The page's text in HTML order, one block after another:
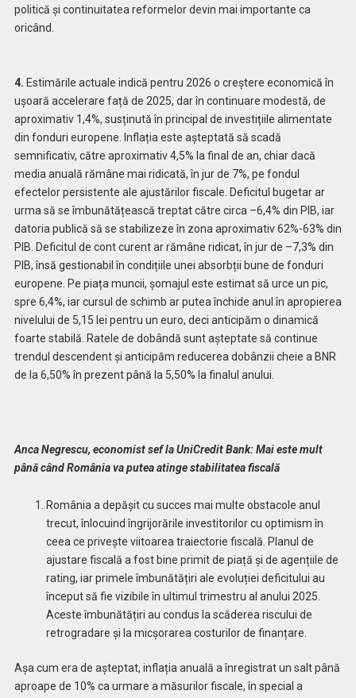
politică și continuitatea reformelor devin mai importante ca
oricând.
4. Estimările actuale indică pentru 2026 o creștere economică în
ușoară accelerare față de 2025, dar în continuare modestă, de
aproximativ 1,4%, susținută în principal de investițiile alimentate
din fonduri europene. Inflația este așteptată să scadă
semnificativ, către aproximativ 4,5% la final de an, chiar dacă
media anuală rămâne mai ridicată, în jur de 7%, pe fondul
efectelor persistente ale ajustărilor fiscale. Deficitul bugetar ar
urma să se îmbunătățească treptat către circa –6,4% din PIB, iar
datoria publică să se stabilizeze în zona aproximativ 62%-63% din
PIB. Deficitul de cont curent ar rămâne ridicat, în jur de –7,3% din
PIB, însă gestionabil în condițiile unei absorbții bune de fonduri
europene. Pe piața muncii, șomajul este estimat să urce un pic,
spre 6,4%, iar cursul de schimb ar putea închide anul în apropierea
nivelului de 5,15 lei pentru un euro, deci anticipăm o dinamică
foarte stabilă. Ratele de dobândă sunt așteptate să continue
trendul descendent și anticipăm reducerea dobânzii cheie a BNR
de la 6,50% în prezent până la 5,50% la finalul anului.
Anca Negrescu, economist sef la UniCredit Bank:Mai este mult
până când România va putea atinge stabilitatea fiscală
România a depășit cu succes mai multe obstacole anul
trecut, înlocuind îngrijorările investitorilor cu optimism în
ceea ce privește viitoarea traiectorie fiscală. Planul de
ajustare fiscală a fost bine primit de piață și de agențiile de
rating, iar primele îmbunătățiri ale evoluției deficitului au
început să fie vizibile în ultimul trimestru al anului 2025.
Aceste îmbunătățiri au condus la scăderea riscului de
retrogradare și la micșorarea costurilor de finanțare.
Așa cum era de așteptat, inflația anuală a înregistrat un salt până
aproape de 10% ca urmare a măsurilor fiscale, în special a